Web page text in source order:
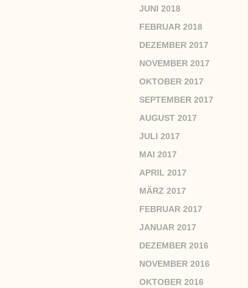
JUNI 2018
FEBRUAR 2018
DEZEMBER 2017
NOVEMBER 2017
OKTOBER 2017
SEPTEMBER 2017
AUGUST 2017
JULI 2017
MAI 2017
APRIL 2017
MÄRZ 2017
FEBRUAR 2017
JANUAR 2017
DEZEMBER 2016
NOVEMBER 2016
OKTOBER 2016